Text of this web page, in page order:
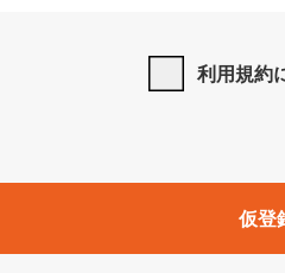
優先して適用されるものとします。
とは、当社が提供する以下のサービ
サービスに関連して当社が実施す
」「CodeZine」「MarkeZine
利用規約
仮登